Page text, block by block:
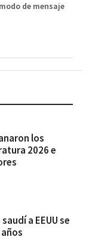
de mensaje
los
2026 e
a EEUU se